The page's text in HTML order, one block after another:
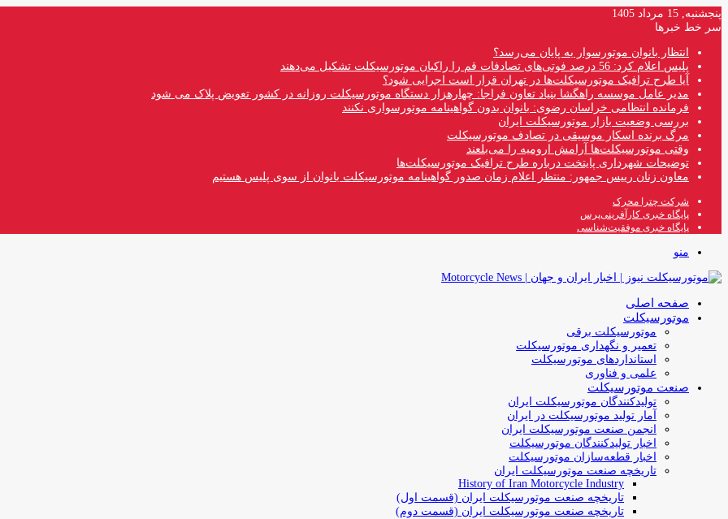
پنجشنبه, 15 مرداد 1405
سر خط خبرها
انتظار بانوان موتورسوار به پایان می‌رسد؟
پلیس اعلام کرد: 56 درصد فوتی‌های تصادفات قم را راکبان موتورسیکلت تشکیل می‌دهند
آیا طرح ترافیک موتورسیکلت‌ها در تهران قرار است اجرایی شود؟
مدیر عامل موسسه راهگشا بنیاد تعاون فراجا: چهارهزار دستگاه موتورسیکلت روزانه در کشور تعویض پلاک می شود
فرمانده انتظامی خراسان رضوی: بانوان بدون گواهینامه موتورسواری نکنند
بررسی وضعیت بازار موتورسیکلت ایران
مرگ برنده اسکار موسیقی در تصادف موتورسیکلت
وقتی موتورسیکلت‌ها آرامش ارومیه را می‌بلعند
توضیحات شهرداری پایتخت درباره طرح ترافیک موتورسیکلت‌ها
معاون زنان رییس جمهور: منتظر اعلام زمان صدور گواهینامه موتورسیکلت بانوان از سوی پلیس هستیم
شرکت چترا محرک
پایگاه خبری کارآفرینی‌پرس
پایگاه خبری موفقیت‌شناسی
منو
صفحه اصلی
موتورسیکلت
موتورسیکلت برقی
تعمیر و نگهداری موتورسیکلت
استانداردهای موتورسیکلت
علمی و فناوری
صنعت موتورسیکلت
تولیدکنندگان موتورسیکلت ایران
آمار تولید موتورسیکلت در ایران
انجمن صنعت موتورسیکلت ایران
اخبار تولیدکنندگان موتورسیکلت
اخبار قطعه‌سازان موتورسیکلت
تاریخچه صنعت موتورسیکلت ایران
History of Iran Motorcycle Industry
تاریخچه صنعت موتورسیکلت ایران (قسمت اول)
تاریخچه صنعت موتورسیکلت ایران (قسمت دوم)